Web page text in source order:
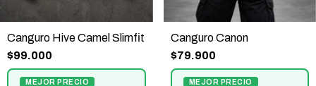
Canguro Hive Camel Slimfit
$99.000
Canguro Canon
$79.900